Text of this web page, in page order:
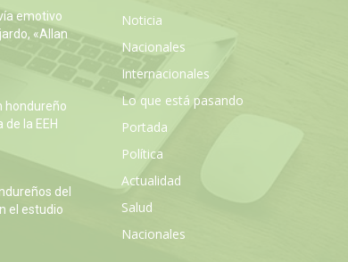
emotivo
«Allan
hondureño
la EEH
del
el estudio
Noticia
Nacionales
Internacionales
Lo que está pasando
Portada
Política
Actualidad
Salud
Nacionales